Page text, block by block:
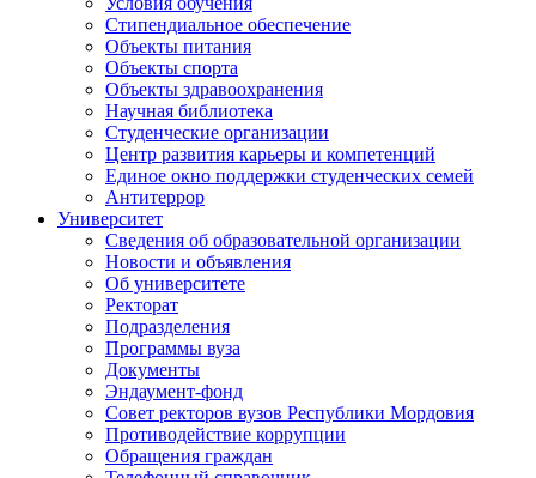
Стипендиальное обеспечение
Объекты питания
Объекты спорта
Объекты здравоохранения
Научная библиотека
Студенческие организации
Центр развития карьеры и компетенций
Единое окно поддержки студенческих семей
Антитеррор
Университет
Сведения об образовательной организации
Новости и объявления
Об университете
Ректорат
Подразделения
Программы вуза
Документы
Эндаумент-фонд
Совет ректоров вузов Республики Мордовия
Противодействие коррупции
Обращения граждан